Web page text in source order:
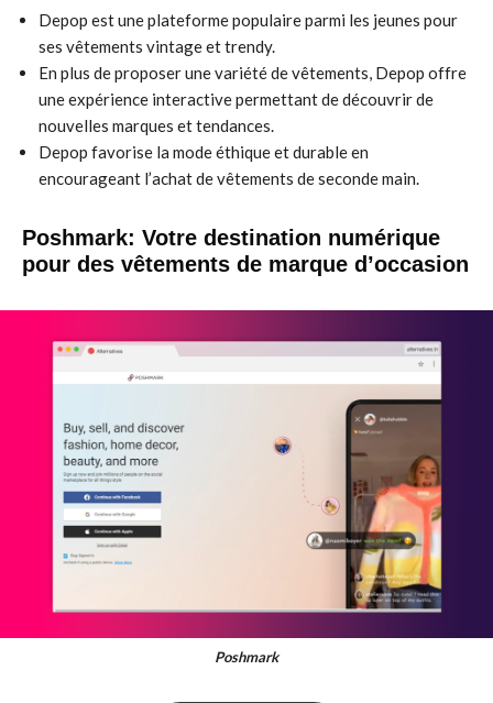
Depop est une plateforme populaire parmi les jeunes pour
ses vêtements vintage et trendy.
En plus de proposer une variété de vêtements, Depop offre
une expérience interactive permettant de découvrir de
nouvelles marques et tendances.
Depop favorise la mode éthique et durable en
encourageant l’achat de vêtements de seconde main.
Poshmark: Votre destination numérique
pour des vêtements de marque d’occasion
Poshmark